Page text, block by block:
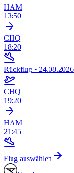
HAM
13:50
CHQ
18:20
Rückflug • 24.08.2026
CHQ
19:20
HAM
21:45
Flug auswählen